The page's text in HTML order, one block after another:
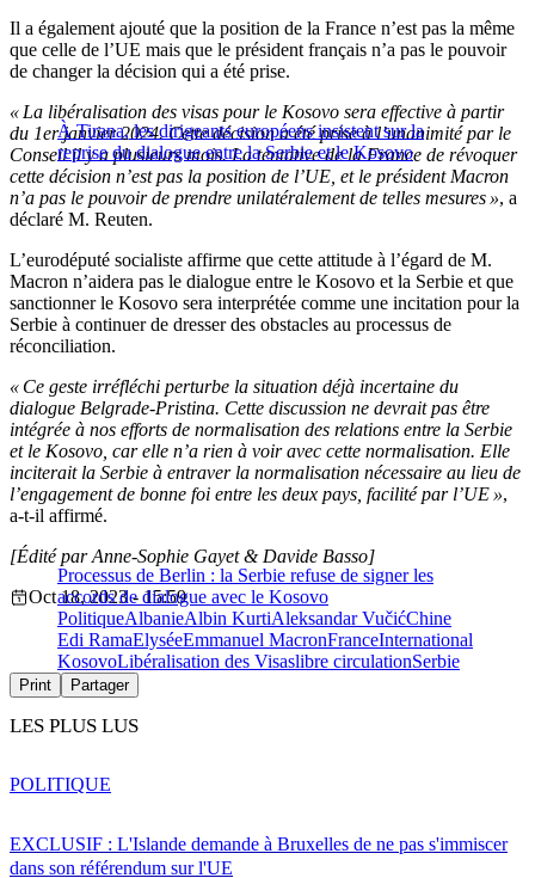
Il a également ajouté que la position de la France n’est pas la même
que celle de l’UE mais que le président français n’a pas le pouvoir
de changer la décision qui a été prise.
À Tirana, les dirigeants européens insistent sur la
reprise du dialogue entre la Serbie et le Kosovo
« La libéralisation des visas pour le Kosovo sera effective à partir
du 1er janvier 2024. Cette décision a été prise à l’unanimité par le
Conseil il y a plusieurs mois. La tentative de la France de révoquer
cette décision n’est pas la position de l’UE, et le président Macron
n’a pas le pouvoir de prendre unilatéralement de telles mesures », a
déclaré M. Reuten.
L’eurodéputé socialiste affirme que cette attitude à l’égard de M.
Macron n’aidera pas le dialogue entre le Kosovo et la Serbie et que
sanctionner le Kosovo sera interprétée comme une incitation pour la
Serbie à continuer de dresser des obstacles au processus de
réconciliation.
« Ce geste irréfléchi perturbe la situation déjà incertaine du
dialogue Belgrade-Pristina. Cette discussion ne devrait pas être
intégrée à nos efforts de normalisation des relations entre la Serbie
et le Kosovo, car elle n’a rien à voir avec cette normalisation. Elle
inciterait la Serbie à entraver la normalisation nécessaire au lieu de
l’engagement de bonne foi entre les deux pays, facilité par l’UE »,
a-t-il affirmé.
Processus de Berlin : la Serbie refuse de signer les
accords de dialogue avec le Kosovo
[Édité par Anne-Sophie Gayet & Davide Basso]
Oct 18, 2023 - 15:59
PolitiqueAlbanieAlbin KurtiAleksandar VučićChine
Edi RamaElyséeEmmanuel MacronFranceInternational
KosovoLibéralisation des Visaslibre circulationSerbie
Print Partager
LES PLUS LUS
EXCLUSIF : L'Islande demande à Bruxelles de ne pas s'immiscer
dans son référendum sur l'UE
POLITIQUE